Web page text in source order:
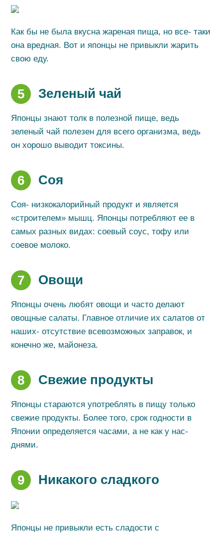
Как бы не была вкусна жареная пища, но все- таки
она вредная. Вот и японцы не привыкли жарить
свою еду.
5 Зеленый чай
Японцы знают толк в полезной пище, ведь
зеленый чай полезен для всего организма, ведь
он хорошо выводит токсины.
6 Соя
Соя- низкокалорийный продукт и является
«строителем» мышц. Японцы потребляют ее в
самых разных видах: соевый соус, тофу или
соевое молоко.
7 Овощи
Японцы очень любят овощи и часто делают
овощные салаты. Главное отличие их салатов от
наших- отсутствие всевозможных заправок, и
конечно же, майонеза.
8 Свежие продукты
Японцы стараются употреблять в пищу только
свежие продукты. Более того, срок годности в
Японии определяется часами, а не как у нас-
днями.
9 Никакого сладкого
Японцы не привыкли есть сладости с